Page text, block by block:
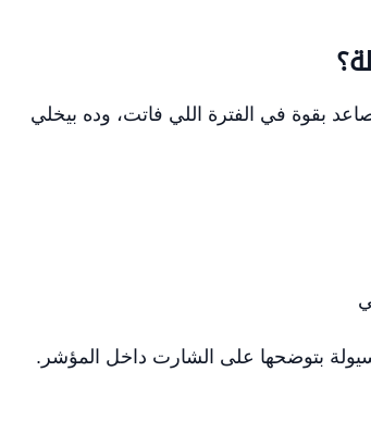
بقوة في الفترة اللي فاتت، وده بيخلي
بتوضحها على الشارت داخل المؤشر.